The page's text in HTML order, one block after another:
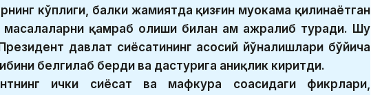
кўплиги, балки жамиятда қизғин муҳокама қилинаётган
масалаларни қамраб олиши билан ҳам ажралиб туради. Шу
давлат сиёсатининг асосий йўналишлари бўйича
белгилаб берди ва дастурига аниқлик киритди.
ички сиёсат ва мафкура соҳасидаги фикрлари,